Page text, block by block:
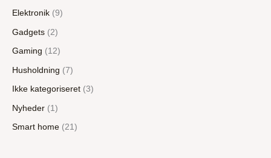
Elektronik (9)
Gadgets (2)
Gaming (12)
Husholdning (7)
Ikke kategoriseret (3)
Nyheder (1)
Smart home (21)